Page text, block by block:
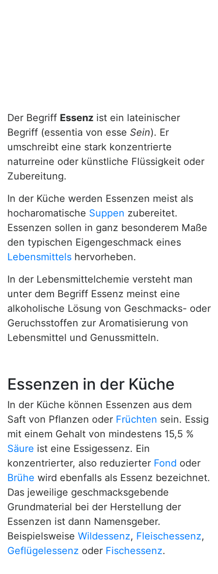
Der Begriff Essenz ist ein lateinischer
Begriff (essentia von esse Sein). Er
umschreibt eine stark konzentrierte
naturreine oder künstliche Flüssigkeit oder
Zubereitung.
In der Küche werden Essenzen meist als
hocharomatische Suppen zubereitet.
Essenzen sollen in ganz besonderem Maße
den typischen Eigengeschmack eines
Lebensmittels hervorheben.
In der Lebensmittelchemie versteht man
unter dem Begriff Essenz meinst eine
alkoholische Lösung von Geschmacks- oder
Geruchsstoffen zur Aromatisierung von
Lebensmittel und Genussmitteln.
Essenzen in der Küche
In der Küche können Essenzen aus dem
Saft von Pflanzen oder Früchten sein. Essig
mit einem Gehalt von mindestens 15,5 %
Säure ist eine Essigessenz. Ein
konzentrierter, also reduzierter Fond oder
Brühe wird ebenfalls als Essenz bezeichnet.
Das jeweilige geschmacksgebende
Grundmaterial bei der Herstellung der
Essenzen ist dann Namensgeber.
Beispielsweise Wildessenz, Fleischessenz,
Geflügelessenz oder Fischessenz.